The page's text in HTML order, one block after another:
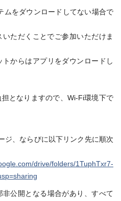
をダウンロードしてない場合で
ただくことでご参加いただけま
からはアプリをダウンロードし
となりますので、Wi-Fi環境下で
、ならびに以下リンク先に順次
drive/folders/1TuphTxr7-
公開となる場合があり、すべて